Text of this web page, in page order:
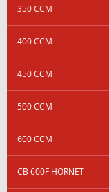
350 CCM
400 CCM
450 CCM
500 CCM
600 CCM
CB 600F HORNET